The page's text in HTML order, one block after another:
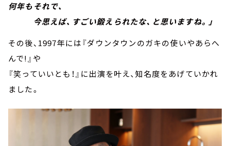
何年もそれで、
今思えば、すごい鍛えられたな、と思いますね。」
その後、1997年には『ダウンタウンのガキの使いやあらへ
んで!』や
『笑っていいとも！』に出演を叶え、知名度をあげていかれ
ました。